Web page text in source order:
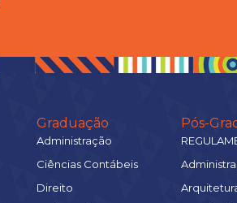
Graduação
Administração
Ciências Contábeis
Direito
Pós-